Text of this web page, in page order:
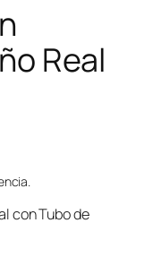
Real
con Tubo de